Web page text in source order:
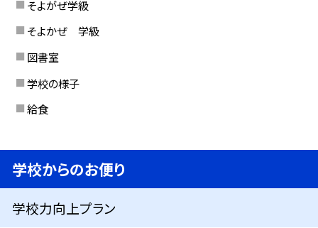
そよがぜ学級
そよかぜ 学級
図書室
学校の様子
給食
学校からのお便り
学校力向上プラン